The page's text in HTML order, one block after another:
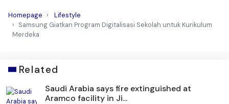
Homepage
Lifestyle
Samsung Giatkan Program Digitalisasi Sekolah untuk Kurikulum
Merdeka
Related
Saudi Arabia says fire extinguished at
Aramco facility in Ji...